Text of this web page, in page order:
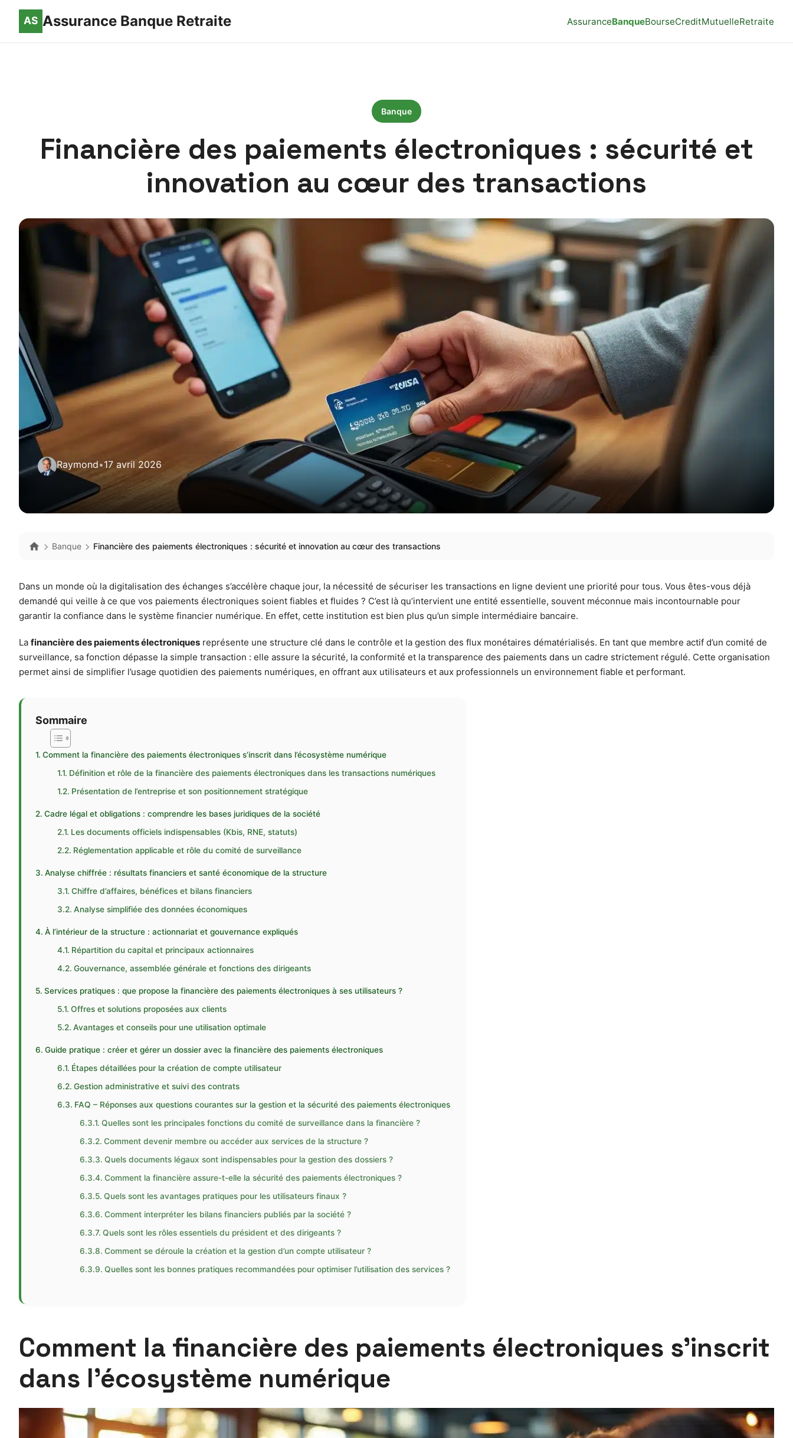
Assurance Banque Retraite AssuranceBanqueBourseCreditMutuelleRetraite
Banque
Financière des paiements électroniques : sécurité et
innovation au cœur des transactions
Raymond•17 avril 2026
Banque Financière des paiements électroniques : sécurité et innovation au cœur des transactions
Dans un monde où la digitalisation des échanges s’accélère chaque jour, la nécessité de sécuriser les transactions en ligne devient une priorité pour tous. Vous êtes-vous déjà
demandé qui veille à ce que vos paiements électroniques soient fiables et fluides ? C’est là qu’intervient une entité essentielle, souvent méconnue mais incontournable pour
garantir la confiance dans le système financier numérique. En effet, cette institution est bien plus qu’un simple intermédiaire bancaire.
La financière des paiements électroniques représente une structure clé dans le contrôle et la gestion des flux monétaires dématérialisés. En tant que membre actif d’un comité de
surveillance, sa fonction dépasse la simple transaction : elle assure la sécurité, la conformité et la transparence des paiements dans un cadre strictement régulé. Cette organisation
permet ainsi de simplifier l’usage quotidien des paiements numériques, en offrant aux utilisateurs et aux professionnels un environnement fiable et performant.
Sommaire
Comment la financière des paiements électroniques s’inscrit dans l’écosystème numérique
Définition et rôle de la financière des paiements électroniques dans les transactions numériques
Présentation de l’entreprise et son positionnement stratégique
Cadre légal et obligations : comprendre les bases juridiques de la société
Les documents officiels indispensables (Kbis, RNE, statuts)
Réglementation applicable et rôle du comité de surveillance
Analyse chiffrée : résultats financiers et santé économique de la structure
Chiffre d’affaires, bénéfices et bilans financiers
Analyse simplifiée des données économiques
À l’intérieur de la structure : actionnariat et gouvernance expliqués
Répartition du capital et principaux actionnaires
Gouvernance, assemblée générale et fonctions des dirigeants
Services pratiques : que propose la financière des paiements électroniques à ses utilisateurs ?
Offres et solutions proposées aux clients
Avantages et conseils pour une utilisation optimale
Guide pratique : créer et gérer un dossier avec la financière des paiements électroniques
Étapes détaillées pour la création de compte utilisateur
Gestion administrative et suivi des contrats
FAQ – Réponses aux questions courantes sur la gestion et la sécurité des paiements électroniques
Quelles sont les principales fonctions du comité de surveillance dans la financière ?
Comment devenir membre ou accéder aux services de la structure ?
Quels documents légaux sont indispensables pour la gestion des dossiers ?
Comment la financière assure-t-elle la sécurité des paiements électroniques ?
Quels sont les avantages pratiques pour les utilisateurs finaux ?
Comment interpréter les bilans financiers publiés par la société ?
Quels sont les rôles essentiels du président et des dirigeants ?
Comment se déroule la création et la gestion d’un compte utilisateur ?
Quelles sont les bonnes pratiques recommandées pour optimiser l’utilisation des services ?
Comment la financière des paiements électroniques s’inscrit
dans l’écosystème numérique